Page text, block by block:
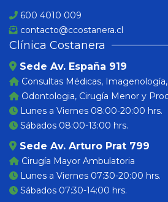
600 4010 009
contacto@ccostanera.cl
Clínica Costanera
Sede Av. España 919
Consultas Médicas,
Odontologia, Cirugía Menor y
Lunes a Viernes 08:00-20:00 hrs.
Sábados 08:00-13:00 hrs.
Sede Av. Arturo Prat 799
Cirugía Mayor Ambulatoria
Lunes a Viernes 07:30-20:00 hrs.
Sábados 07:30-14:00 hrs.